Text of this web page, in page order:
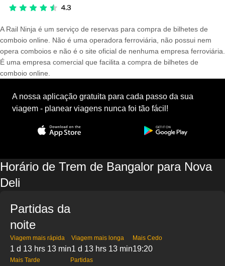
A Rail Ninja é um serviço de reservas para compra de bilhetes de
comboio online. Não é uma operadora ferroviária, não possui nem
opera comboios e não é o site oficial de nenhuma empresa ferroviária.
É uma empresa comercial que facilita a compra de bilhetes de
comboio online.
A nossa aplicação gratuita para cada passo da sua
viagem - planear viagens nunca foi tão fácil!
Horário de Trem de Bangalor para Nova
Deli
Partidas da
noite
Viagem mais rápida
1 d 13 hrs 13 min
Viagem mais longa
1 d 13 hrs 13 min
Mais Cedo
19:20
Mais Tarde Partidas